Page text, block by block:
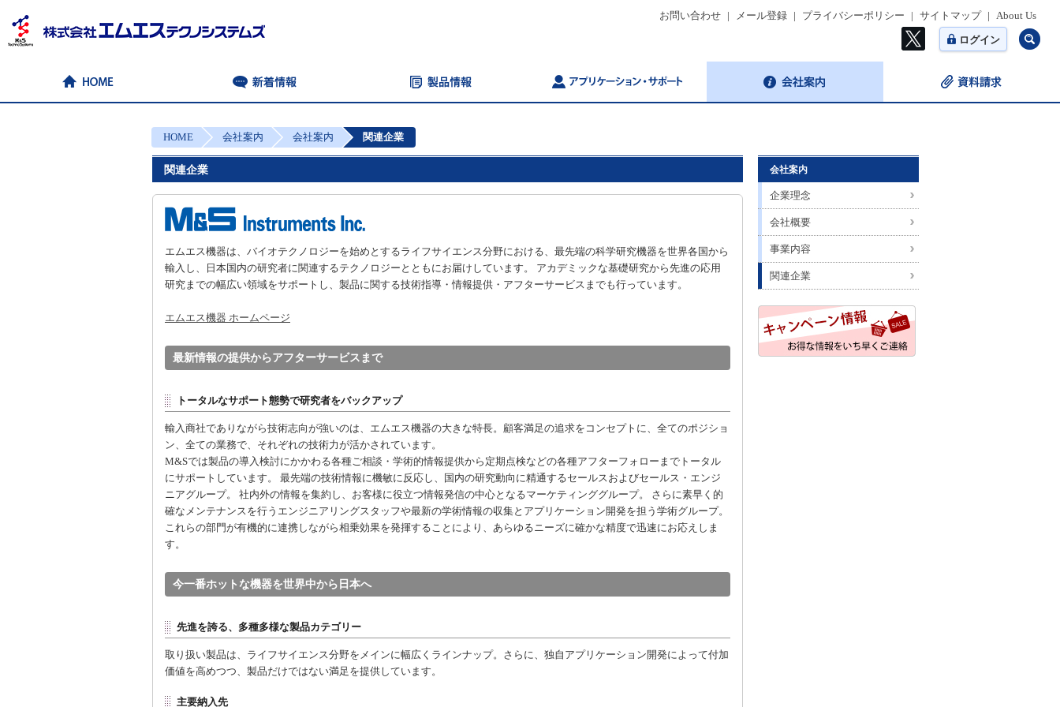
お問い合わせ | メール登録 | プライバシーポリシー | サイトマップ | About Us
ログイン
HOME 会社案内 会社案内 関連企業
関連企業
エムエス機器は、バイオテクノロジーを始めとするライフサイエンス分野における、最先端の科学研究機器を世界各国から
輸入し、日本国内の研究者に関連するテクノロジーとともにお届けしています。 アカデミックな基礎研究から先進の応用
研究までの幅広い領域をサポートし、製品に関する技術指導・情報提供・アフターサービスまでも行っています。
エムエス機器 ホームページ
最新情報の提供からアフターサービスまで
トータルなサポート態勢で研究者をバックアップ
輸入商社でありながら技術志向が強いのは、エムエス機器の大きな特長。顧客満足の追求をコンセプトに、全てのポジショ
ン、全ての業務で、それぞれの技術力が活かされています。
M&Sでは製品の導入検討にかかわる各種ご相談・学術的情報提供から定期点検などの各種アフターフォローまでトータル
にサポートしています。 最先端の技術情報に機敏に反応し、国内の研究動向に精通するセールスおよびセールス・エンジ
ニアグループ。 社内外の情報を集約し、お客様に役立つ情報発信の中心となるマーケティンググループ。 さらに素早く的
確なメンテナンスを行うエンジニアリングスタッフや最新の学術情報の収集とアプリケーション開発を担う学術グループ。
これらの部門が有機的に連携しながら相乗効果を発揮することにより、あらゆるニーズに確かな精度で迅速にお応えしま
す。
今一番ホットな機器を世界中から日本へ
先進を誇る、多種多様な製品カテゴリー
取り扱い製品は、ライフサイエンス分野をメインに幅広くラインナップ。さらに、独自アプリケーション開発によって付加
価値を高めつつ、製品だけではない満足を提供しています。
主要納入先
会社案内
企業理念
会社概要
事業内容
関連企業